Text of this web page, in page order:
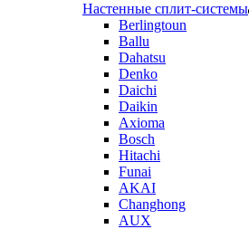
Настенные сплит-системы
Berlingtoun
Ballu
Dahatsu
Denko
Daichi
Daikin
Axioma
Bosch
Hitachi
Funai
AKAI
Changhong
AUX